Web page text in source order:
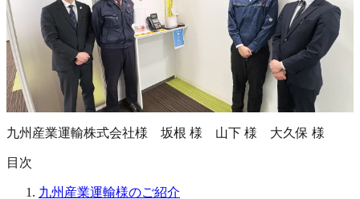
九州産業運輸株式会社様 坂根 様 山下 様 大久保 様
目次
九州産業運輸様のご紹介